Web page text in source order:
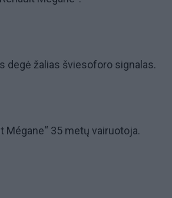
degė žalias šviesoforo signalas.
Mégane“ 35 metų vairuotoja.